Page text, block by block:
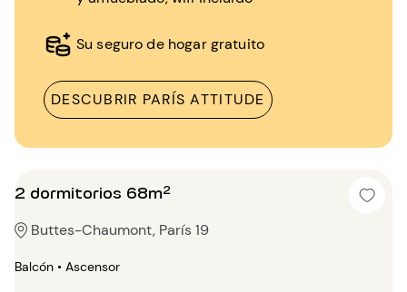
Su seguro de hogar gratuito
DESCUBRIR PARÍS ATTITUDE
2 dormitorios 68m²
Buttes-Chaumont, París 19
Balcón • Ascensor